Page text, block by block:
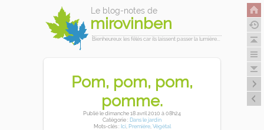
Le blog-notes de
mirovinben
Bienheureux les fêlés car ils laissent passer la lumière...
Pom, pom, pom,
pomme.
Publiéle dimanche 18 avril 2010 à 08h24
Catégorie : Dans le jardin
Mots-clés : Ici, Première, Végétal